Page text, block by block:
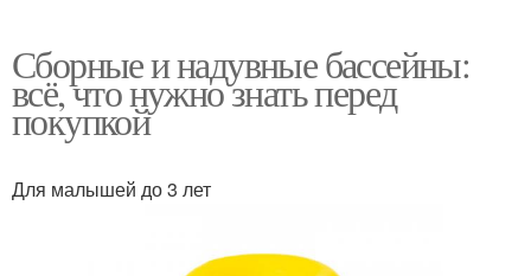
Сборные и надувные бассейны:
всё, что нужно знать перед
покупкой
Для малышей до 3 лет